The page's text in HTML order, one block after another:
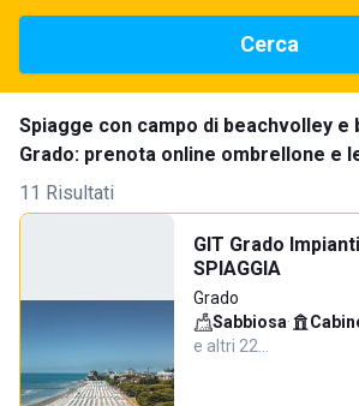
Cerca
Spiagge con campo di beachvolley e
Grado: prenota online ombrellone e
11 Risultati
GIT Grado
SPIAGGIA
Grado
Sabbiosa·
e altri 22…